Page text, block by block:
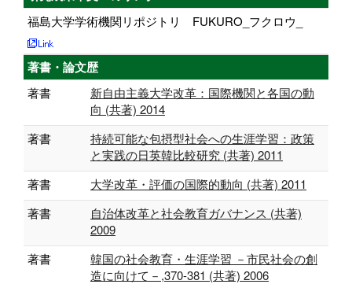
福島大学学術機関リポジトリ FUKURO_フクロウ_
著書・論文歴
著書
新自由主義大学改革：国際機関と各国の動
向 (共著) 2014
著書
持続可能な包摂型社会への生涯学習：政策
と実践の日英韓比較研究 (共著) 2011
著書
大学改革・評価の国際的動向 (共著) 2011
著書
自治体改革と社会教育ガバナンス (共著)
2009
著書
韓国の社会教育・生涯学習 －市民社会の創
造に向けて－,370-381 (共著) 2006